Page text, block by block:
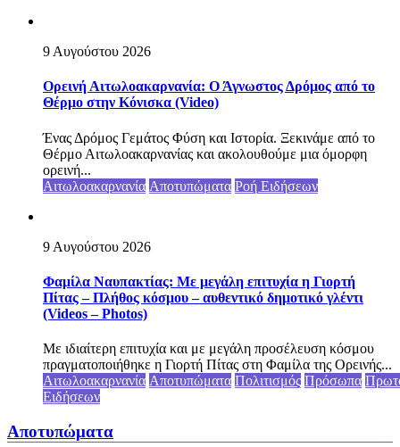
9 Αυγούστου 2026
Ορεινή Αιτωλοακαρνανία: Ο Άγνωστος Δρόμος από το
Θέρμο στην Κόνισκα (Video)
Ένας Δρόμος Γεμάτος Φύση και Ιστορία. Ξεκινάμε από το
Θέρμο Αιτωλοακαρνανίας και ακολουθούμε μια όμορφη
ορεινή...
Αιτωλοακαρνανία Αποτυπώματα Ροή Ειδήσεων
9 Αυγούστου 2026
Φαμίλα Ναυπακτίας: Με μεγάλη επιτυχία η Γιορτή
Πίτας – Πλήθος κόσμου – αυθεντικό δημοτικό γλέντι
(Videos – Photos)
Με ιδιαίτερη επιτυχία και με μεγάλη προσέλευση κόσμου
πραγματοποιήθηκε η Γιορτή Πίτας στη Φαμίλα της Ορεινής...
Αιτωλοακαρνανία Αποτυπώματα Πολιτισμός Πρόσωπα
Ειδήσεων
Αποτυπώματα